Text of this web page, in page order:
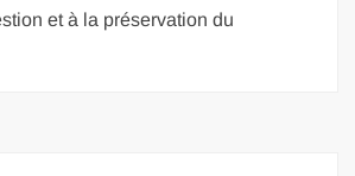
et à la préservation du